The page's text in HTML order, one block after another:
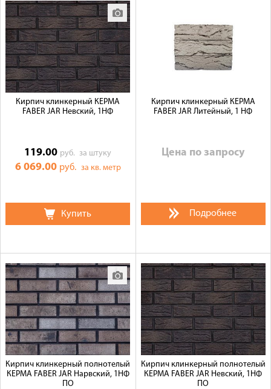
Кирпич клинкерный КЕРМА
FABER JAR Невский, 1НФ
119.00 руб.за штуку
6 069.00 руб. за кв. метр
Купить
Кирпич клинкерный КЕРМА
FABER JAR Литейный, 1 НФ
Цена по запросу
Подробнее
Кирпич клинкерный полнотелый
КЕРМА FABER JAR Нарвский, 1НФ
ПО
Кирпич клинкерный полнотелый
КЕРМА FABER JAR Невский, 1НФ
ПО